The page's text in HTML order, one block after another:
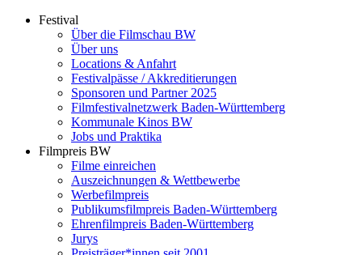
Festival
Über die Filmschau BW
Über uns
Locations & Anfahrt
Festivalpässe / Akkreditierungen
Sponsoren und Partner 2025
Filmfestivalnetzwerk ­Baden-Württemberg
Kommunale Kinos BW
Jobs und Praktika
Filmpreis BW
Filme einreichen
Auszeichnungen & Wettbewerbe
Werbefilmpreis
Publikumsfilmpreis Baden-Württemberg
Ehrenfilmpreis Baden-Württemberg
Jurys